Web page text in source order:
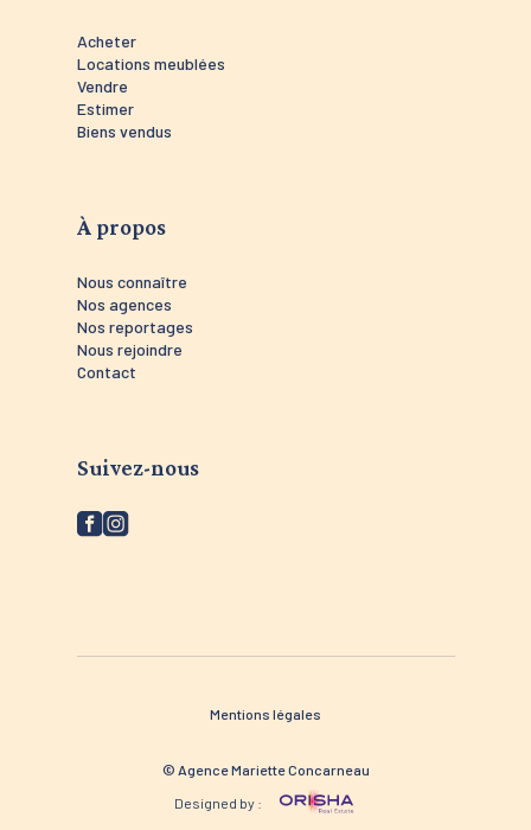
Acheter
Locations meublées
Vendre
Estimer
Biens vendus
À propos
Nous connaître
Nos agences
Nos reportages
Nous rejoindre
Contact
Suivez-nous
Mentions légales
© Agence Mariette Concarneau
Designed by :